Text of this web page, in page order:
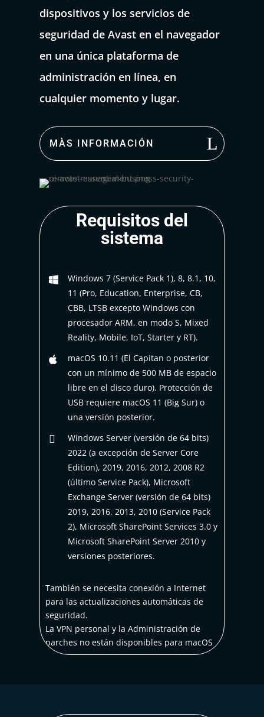
dispositivos y los servicios de
seguridad de Avast en el navegador
en una única plataforma de
administración en línea, en
cualquier momento y lugar.
MÀS INFORMACIÓN
Requisitos del
sistema

Windows 7 (Service Pack 1), 8, 8.1, 10,
11 (Pro, Education, Enterprise, CB,
CBB, LTSB excepto Windows con
procesador ARM, en modo S, Mixed
Reality, Mobile, IoT, Starter y RT).

macOS 10.11 (El Capitan o posterior
con un mínimo de 500 MB de espacio
libre en el disco duro). Protección de
USB requiere macOS 11 (Big Sur) o
una versión posterior.

Windows Server (versión de 64 bits)
2022 (a excepción de Server Core
Edition), 2019, 2016, 2012, 2008 R2
(último Service Pack), Microsoft
Exchange Server (versión de 64 bits)
2019, 2016, 2013, 2010 (Service Pack
2), Microsoft SharePoint Services 3.0 y
Microsoft SharePoint Server 2010 y
versiones posteriores.
También se necesita conexión a Internet
para las actualizaciones automáticas de
seguridad.
La VPN personal y la Administración de
parches no están disponibles para macOS